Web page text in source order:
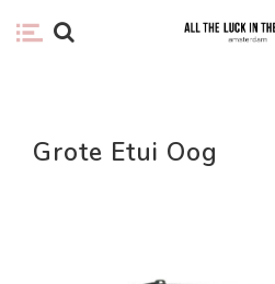
Grote Etui Oog